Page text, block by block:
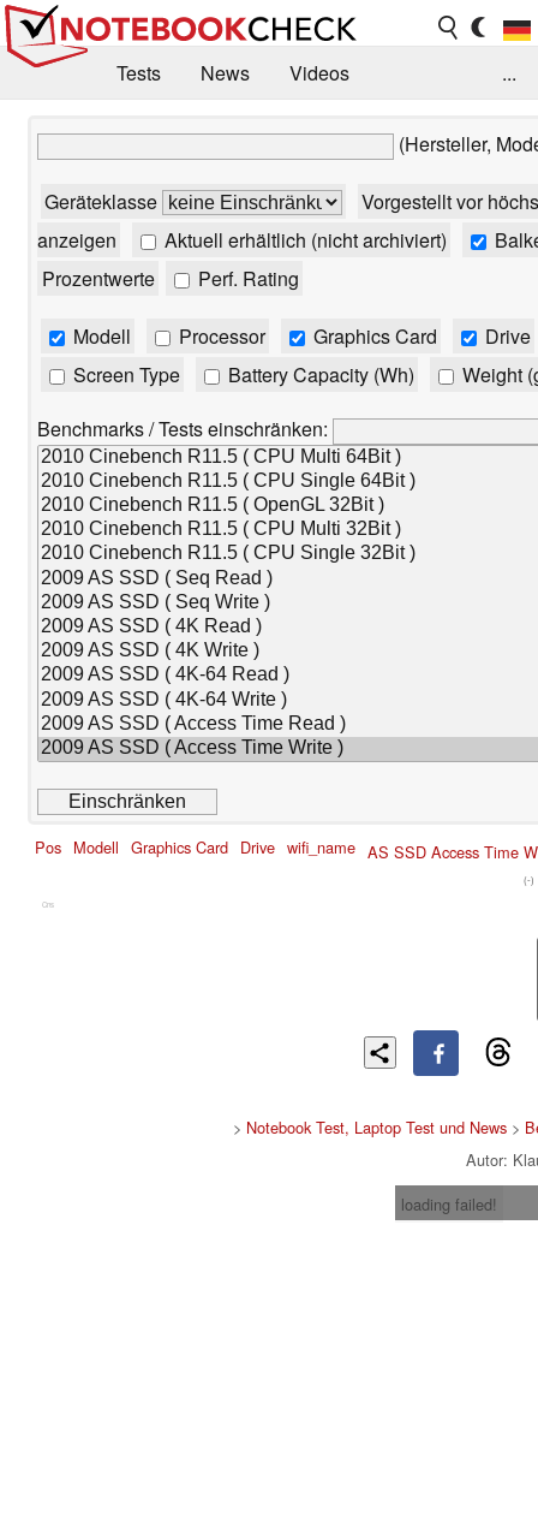
Tests News
Videos
Forum
...
(Hersteller,
Geräteklasse
Vorgestellt vor
anzeigen
Aktuell erhältlich (nicht archiviert)
Prozentwerte
Perf. Rating
Modell Processor Graphics Card
Drive
Screen Type
Battery Capacity (Wh)
Weight
Benchmarks / Tests einschränken:
Pos Modell Graphics Card Drive wifi_name AS SSD Access Time
(-)
Cns
> Notebook Test, Laptop Test und News >
Autor:
loading failed!